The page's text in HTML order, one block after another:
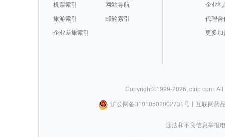
机票索引
网站导航
旅游索引
邮轮索引
企业差旅索引
企业礼
代理合
更多加
Copyright©1999-2026, ctrip.com.
沪公网备31010502002731号丨 互联网药
违法和不良信息举报